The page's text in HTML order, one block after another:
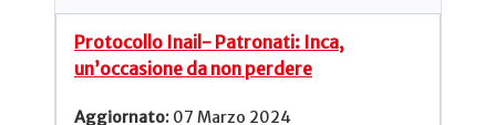
Protocollo Inail- Patronati: Inca,
un’occasione da non perdere
07 Marzo 2024